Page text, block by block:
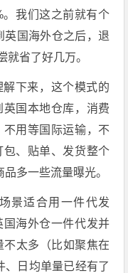
我们这之前就有个
英国海外仓之后，退
就省了好几万。
下来，这个模式的
国本地仓库，消费
用等国际运输，不
、贴单、发货整个
多一些流量曝光。
景适合用一件代发
海外仓一件代发并
太多（比如聚焦在
、日均单量已经有了